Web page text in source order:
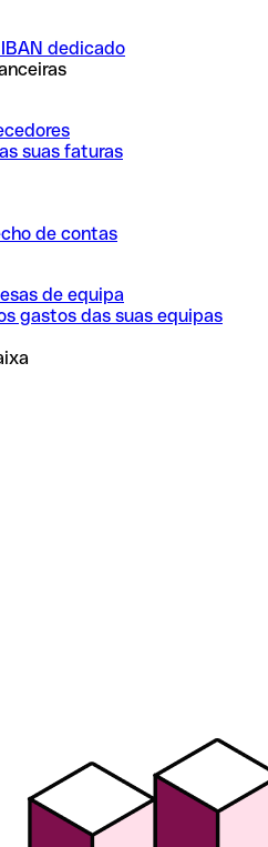
dedicado
suas faturas
de contas
de equipa
gastos das suas equipas